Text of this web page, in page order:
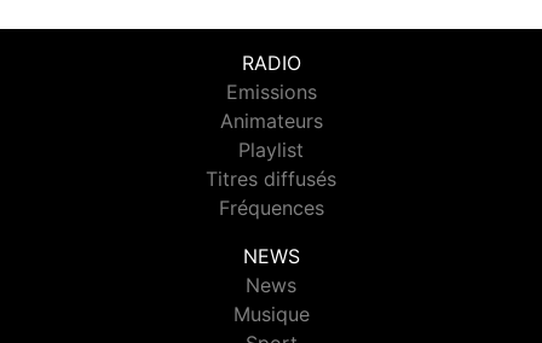
RADIO
Emissions
Animateurs
Playlist
Titres diffusés
Fréquences
NEWS
News
Musique